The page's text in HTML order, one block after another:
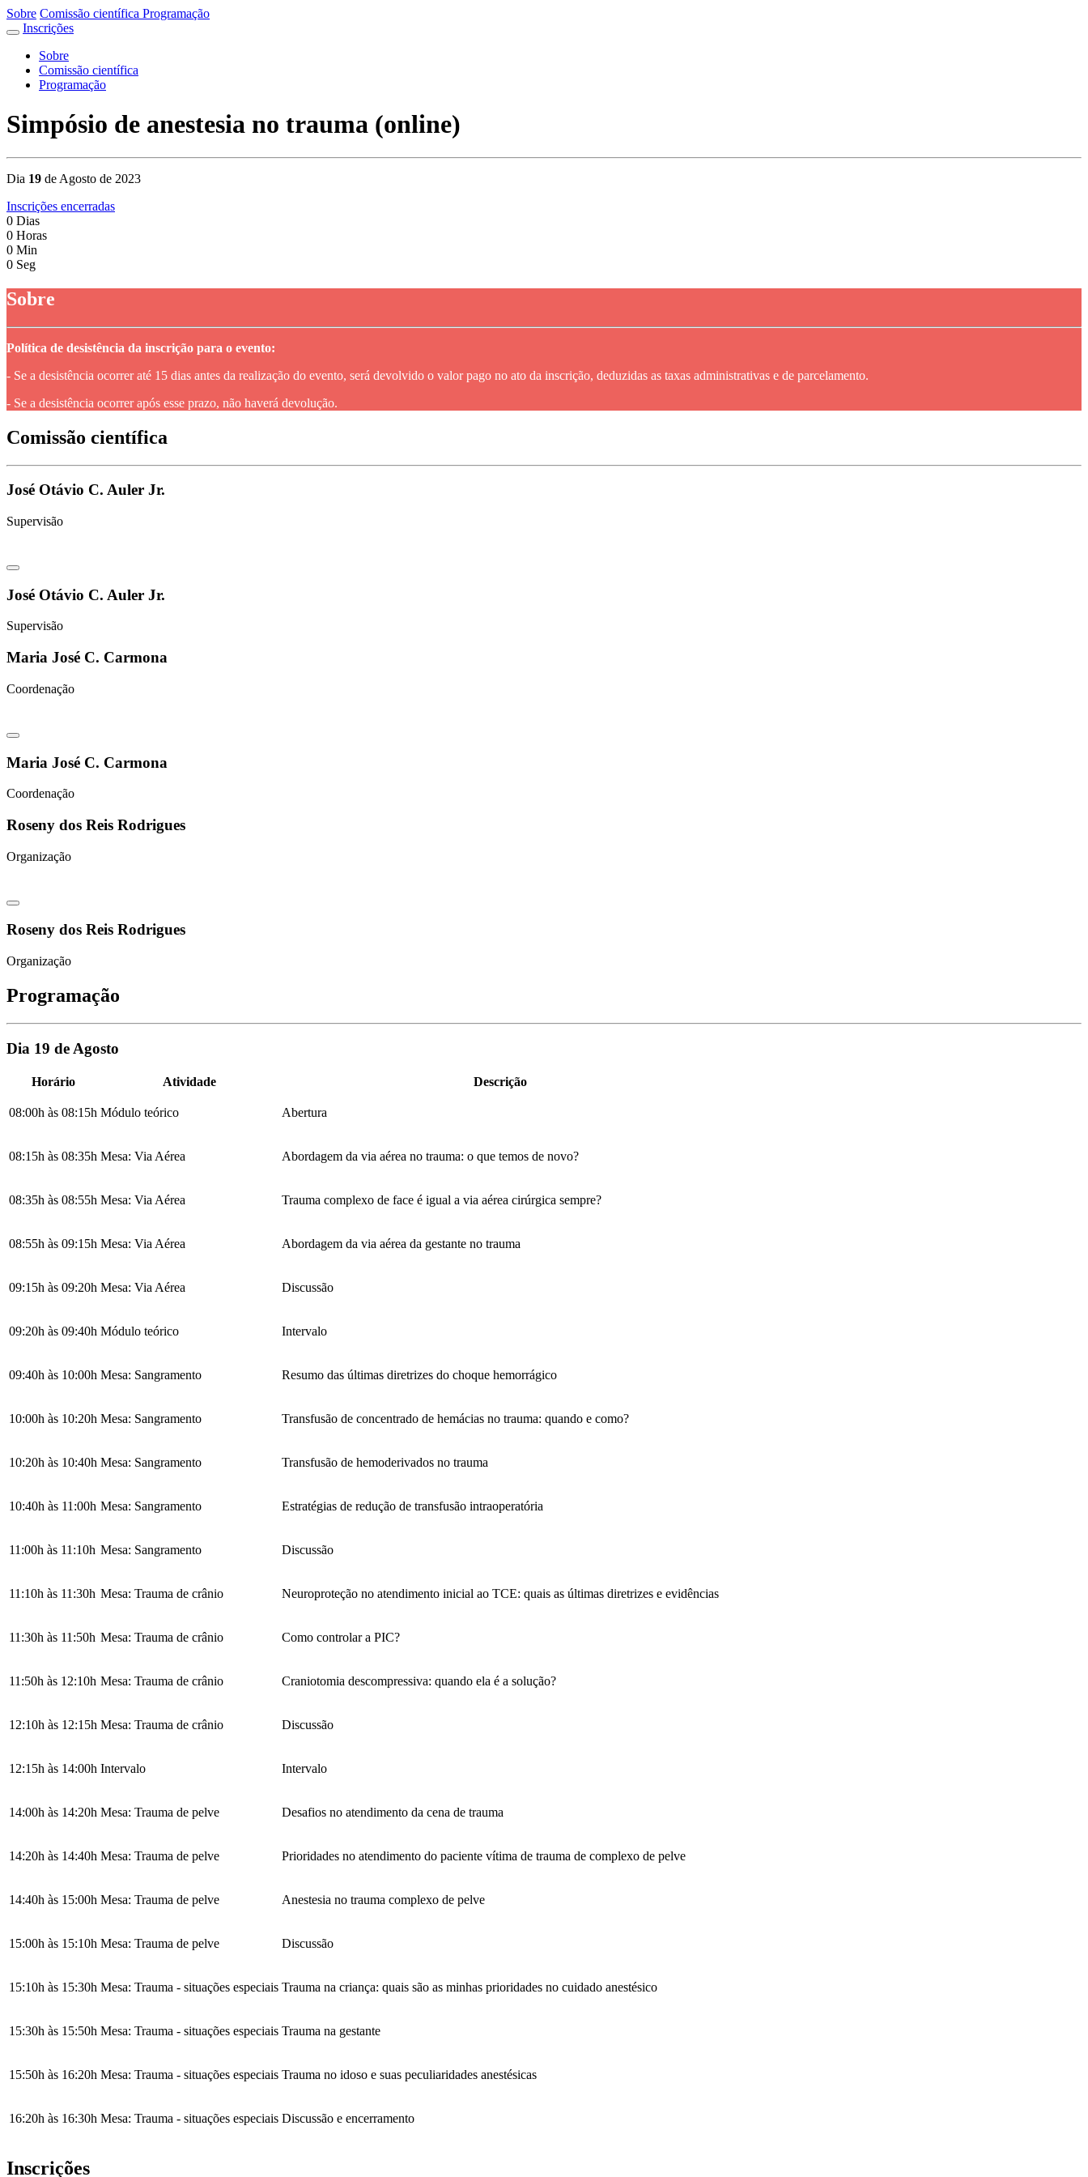
Sobre Comissão científica Programação
Inscrições
Sobre
Comissão científica
Programação
Simpósio de anestesia no trauma (online)
Dia 19 de Agosto de 2023
Inscrições encerradas
0 Dias
0 Horas
0 Min
0 Seg
Sobre
Política de desistência da inscrição para o evento:
- Se a desistência ocorrer até 15 dias antes da realização do evento, será devolvido o valor pago no ato da inscrição, deduzidas as taxas administrativas e de parcelamento.
- Se a desistência ocorrer após esse prazo, não haverá devolução.
Comissão científica
José Otávio C. Auler Jr.
Supervisão
José Otávio C. Auler Jr.
Supervisão
Maria José C. Carmona
Coordenação
Maria José C. Carmona
Coordenação
Roseny dos Reis Rodrigues
Organização
Roseny dos Reis Rodrigues
Organização
Programação
Dia 19 de Agosto
Horário Atividade Descrição
08:00h às 08:15h Módulo teórico Abertura
08:15h às 08:35h Mesa: Via Aérea Abordagem da via aérea no trauma: o que temos de novo?
08:35h às 08:55h Mesa: Via Aérea Trauma complexo de face é igual a via aérea cirúrgica sempre?
08:55h às 09:15h Mesa: Via Aérea Abordagem da via aérea da gestante no trauma
09:15h às 09:20h Mesa: Via Aérea Discussão
09:20h às 09:40h Módulo teórico Intervalo
09:40h às 10:00h Mesa: Sangramento Resumo das últimas diretrizes do choque hemorrágico
10:00h às 10:20h Mesa: Sangramento Transfusão de concentrado de hemácias no trauma: quando e como?
10:20h às 10:40h Mesa: Sangramento Transfusão de hemoderivados no trauma
10:40h às 11:00h Mesa: Sangramento Estratégias de redução de transfusão intraoperatória
11:00h às 11:10h Mesa: Sangramento Discussão
11:10h às 11:30h Mesa: Trauma de crânio Neuroproteção no atendimento inicial ao TCE: quais as últimas diretrizes e evidências
11:30h às 11:50h Mesa: Trauma de crânio Como controlar a PIC?
11:50h às 12:10h Mesa: Trauma de crânio Craniotomia descompressiva: quando ela é a solução?
12:10h às 12:15h Mesa: Trauma de crânio Discussão
12:15h às 14:00h Intervalo Intervalo
14:00h às 14:20h Mesa: Trauma de pelve Desafios no atendimento da cena de trauma
14:20h às 14:40h Mesa: Trauma de pelve Prioridades no atendimento do paciente vítima de trauma de complexo de pelve
14:40h às 15:00h Mesa: Trauma de pelve Anestesia no trauma complexo de pelve
15:00h às 15:10h Mesa: Trauma de pelve Discussão
15:10h às 15:30h Mesa: Trauma - situações especiais Trauma na criança: quais são as minhas prioridades no cuidado anestésico
15:30h às 15:50h Mesa: Trauma - situações especiais Trauma na gestante
15:50h às 16:20h Mesa: Trauma - situações especiais Trauma no idoso e suas peculiaridades anestésicas
16:20h às 16:30h Mesa: Trauma - situações especiais Discussão e encerramento
Inscrições